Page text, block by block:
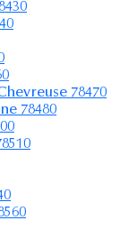
78470
78480